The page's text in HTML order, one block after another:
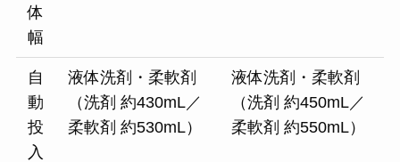
体
幅
自
動
投
入
液体洗剤・柔軟剤
（洗剤 約430mL／
柔軟剤 約530mL）
液体洗剤・柔軟剤
（洗剤 約450mL／
柔軟剤 約550mL）